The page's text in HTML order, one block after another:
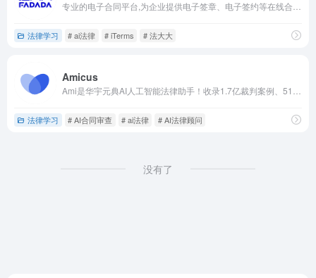
法律学习 # ai法律 # iTerms # 法大大
Amicus
法律学习 # AI合同审查 # ai法律 # AI法律顾问
没有了